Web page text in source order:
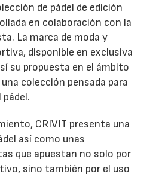
de pádel de edición
en colaboración con la
La marca de moda y
disponible en exclusiva
su propuesta en el ámbito
colección pensada para
CRIVIT presenta una
así como unas
que apuestan no solo por
sino también por el uso